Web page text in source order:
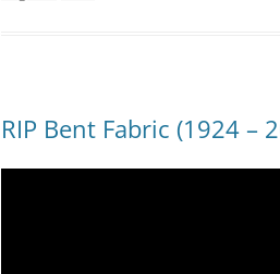
RIP Bent Fabric (1924 –